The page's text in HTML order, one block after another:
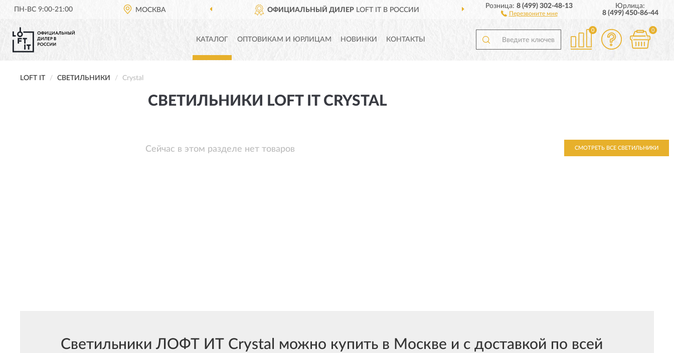
ПН-ВС 9:00-21:00 МОСКВА ОФИЦИАЛЬНЫЙ ДИЛЕР LOFT IT В РОССИИ ДОСТАВИМ ПО ВСЕЙ РОССИИ
Розница:8 (499) 302-48-13
Перезвоните мне
Юрлица:
8 (499) 450-86-44
КАТАЛОГ ОПТОВИКАМ И ЮРЛИЦАМ НОВИНКИ КОНТАКТЫ
0 0
LOFT IT СВЕТИЛЬНИКИ Crystal
СВЕТИЛЬНИКИ LOFT IT CRYSTAL
Сейчас в этом разделе нет товаров СМОТРЕТЬ ВСЕ СВЕТИЛЬНИКИ
Светильники ЛОФТ ИТ Crystal можно купить в Москве и с доставкой по всей